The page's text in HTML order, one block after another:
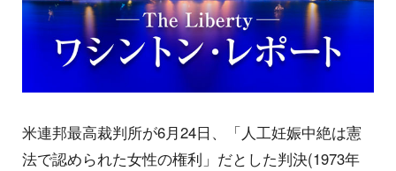
米連邦最高裁判所が6月24日、「人工妊娠中絶は憲
法で認められた女性の権利」だとした判決(1973年